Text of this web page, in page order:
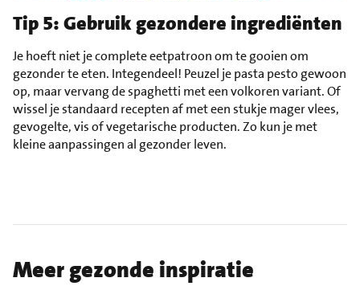
Tip 5: Gebruik gezondere ingrediënten
Je hoeft niet je complete eetpatroon om te gooien om
gezonder te eten. Integendeel! Peuzel je pasta pesto gewoon
op, maar vervang de spaghetti met een volkoren variant. Of
wissel je standaard recepten af met een stukje mager vlees,
gevogelte, vis of vegetarische producten. Zo kun je met
kleine aanpassingen al gezonder leven.
Meer gezonde inspiratie